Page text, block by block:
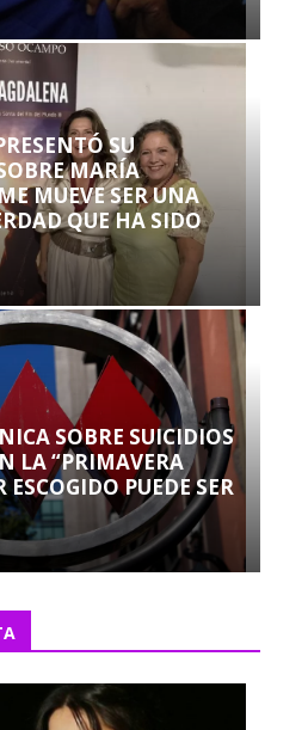
SU
MARÍA
MUEVE SER UNA
QUE HA SIDO
SOBRE SUICIDIOS
LA “PRIMAVERA
ESCOGIDO PUEDE SER